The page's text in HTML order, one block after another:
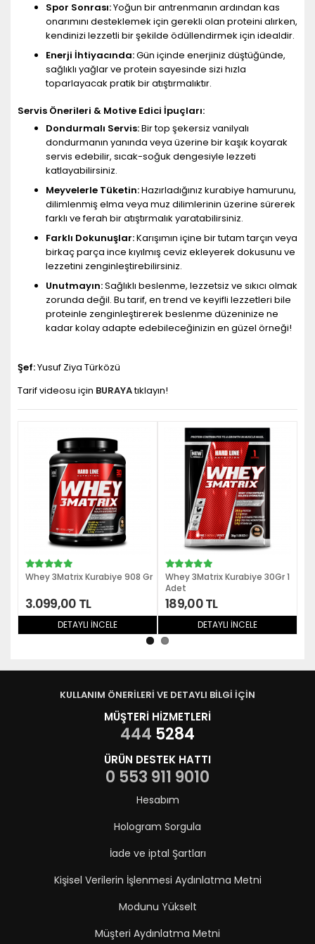
Spor Sonrası:Yoğun bir antrenmanın ardından kas
onarımını desteklemek için gerekli olan proteini alırken,
kendinizi lezzetli bir şekilde ödüllendirmek için idealdir.
Enerji İhtiyacında:Gün içinde enerjiniz düştüğünde,
sağlıklı yağlar ve protein sayesinde sizi hızla
toparlayacak pratik bir atıştırmalıktır.
Servis Önerileri & Motive Edici İpuçları:
Dondurmalı Servis:Bir top şekersiz vanilyalı
dondurmanın yanında veya üzerine bir kaşık koyarak
servis edebilir, sıcak-soğuk dengesiyle lezzeti
katlayabilirsiniz.
Meyvelerle Tüketin:Hazırladığınız kurabiye hamurunu,
dilimlenmiş elma veya muz dilimlerinin üzerine sürerek
farklı ve ferah bir atıştırmalık yaratabilirsiniz.
Farklı Dokunuşlar:Karışımın içine bir tutam tarçın veya
birkaç parça ince kıyılmış ceviz ekleyerek dokusunu ve
lezzetini zenginleştirebilirsiniz.
Unutmayın:Sağlıklı beslenme, lezzetsiz ve sıkıcı olmak
zorunda değil. Bu tarif, en trend ve keyifli lezzetleri bile
proteinle zenginleştirerek beslenme düzeninize ne
kadar kolay adapte edebileceğinizin en güzel örneği!
Şef:Yusuf Ziya Türközü
Tarif videosu için BURAYAtıklayın!
Whey 3Matrix Kurabiye 908 Gr
3.099,00 TL
DETAYLI İNCELE
Whey 3Matrix Kurabiye 30Gr 1
Adet
189,00 TL
DETAYLI İNCELE
KULLANIM ÖNERİLERİ VE DETAYLI BİLGİ İÇİN
MÜŞTERİ HİZMETLERİ
444 5284
ÜRÜN DESTEK HATTI
0 553 911 9010
Hesabım
Hologram Sorgula
İade ve iptal Şartları
Kişisel Verilerin İşlenmesi Aydınlatma Metni
Modunu Yükselt
Müşteri Aydınlatma Metni